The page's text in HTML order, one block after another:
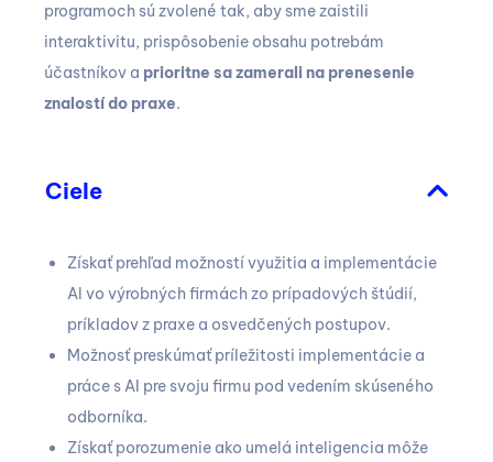
programoch sú zvolené tak, aby sme zaistili
interaktivitu, prispôsobenie obsahu potrebám
účastníkov a prioritne sa zamerali na prenesenie
znalostí do praxe.
Ciele
Získať prehľad možností využitia a implementácie
AI vo výrobných firmách zo prípadových štúdií,
príkladov z praxe a osvedčených postupov.
Možnosť preskúmať príležitosti implementácie a
práce s AI pre svoju firmu pod vedením skúseného
odborníka.
Získať porozumenie ako umelá inteligencia môže